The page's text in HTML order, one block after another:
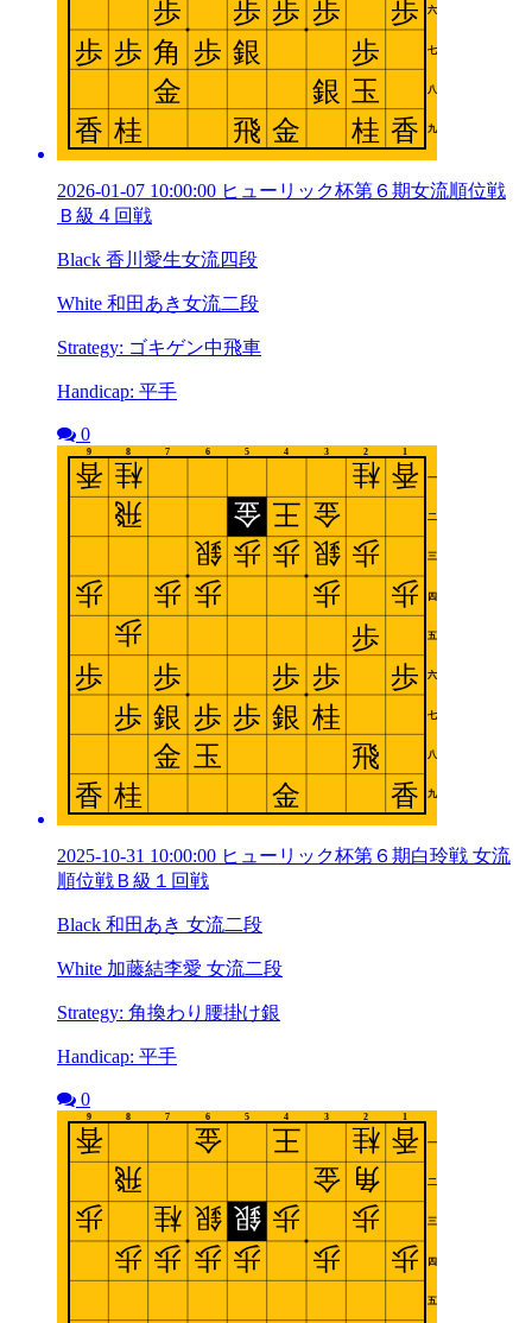
2026-01-07 10:00:00 ヒューリック杯第６期女流順位戦
Ｂ級４回戦
Black 香川愛生女流四段
White 和田あき女流二段
Strategy: ゴキゲン中飛車
Handicap: 平手
0
2025-10-31 10:00:00 ヒューリック杯第６期白玲戦 女流
順位戦Ｂ級１回戦
Black 和田あき 女流二段
White 加藤結李愛 女流二段
Strategy: 角換わり腰掛け銀
Handicap: 平手
0